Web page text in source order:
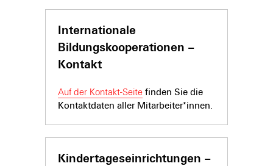
Internationale
Bildungskooperationen –
Kontakt
Auf der Kontakt-Seite finden Sie die
Kontaktdaten aller Mitarbeiter*innen.
Kindertageseinrich­tungen –